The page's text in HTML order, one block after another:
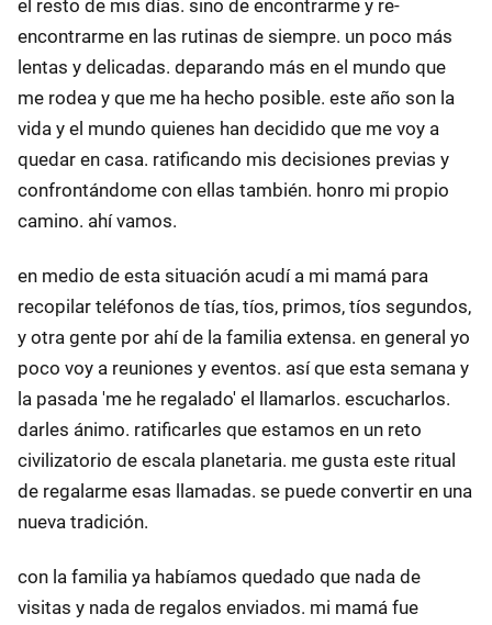
el resto de mis días. sino de encontrarme y re-
encontrarme en las rutinas de siempre. un poco más
lentas y delicadas. deparando más en el mundo que
me rodea y que me ha hecho posible. este año son la
vida y el mundo quienes han decidido que me voy a
quedar en casa. ratificando mis decisiones previas y
confrontándome con ellas también. honro mi propio
camino. ahí vamos.
en medio de esta situación acudí a mi mamá para
recopilar teléfonos de tías, tíos, primos, tíos segundos,
y otra gente por ahí de la familia extensa. en general yo
poco voy a reuniones y eventos. así que esta semana y
la pasada 'me he regalado' el llamarlos. escucharlos.
darles ánimo. ratificarles que estamos en un reto
civilizatorio de escala planetaria. me gusta este ritual
de regalarme esas llamadas. se puede convertir en una
nueva tradición.
con la familia ya habíamos quedado que nada de
visitas y nada de regalos enviados. mi mamá fue